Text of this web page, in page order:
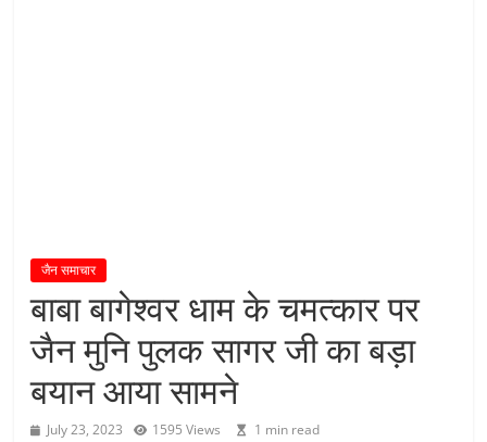
जैन समाचार
बाबा बागेश्वर धाम के चमत्कार पर
जैन मुनि पुलक सागर जी का बड़ा
बयान आया सामने
July 23, 2023 1595 Views 1 min read